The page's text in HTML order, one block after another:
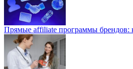
Прямые affiliate программы брендов: